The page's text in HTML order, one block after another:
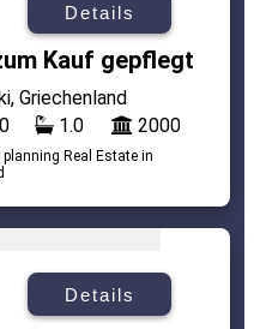
Details
Kauf gepflegt
Griechenland
1.0 2000
planning Real Estate in
Details